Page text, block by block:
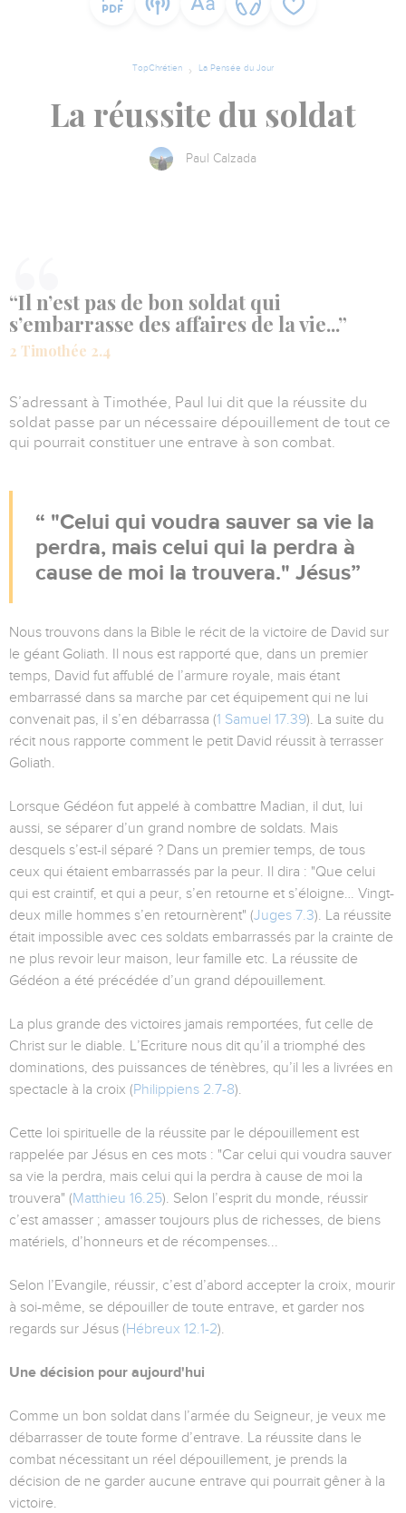
TopChrétien La Pensée du Jour
La réussite du soldat
Paul Calzada
“Il n’est pas de bon soldat qui
s’embarrasse des affaires de la vie...”
2 Timothée 2.4
S’adressant à Timothée, Paul lui dit que la réussite du
soldat passe par un nécessaire dépouillement de tout ce
qui pourrait constituer une entrave à son combat.
"Celui qui voudra sauver sa vie la
perdra, mais celui qui la perdra à
cause de moi la trouvera." Jésus
Nous trouvons dans la Bible le récit de la victoire de David sur
le géant Goliath. Il nous est rapporté que, dans un premier
temps, David fut affublé de l’armure royale, mais étant
embarrassé dans sa marche par cet équipement qui ne lui
convenait pas, il s’en débarrassa (1 Samuel 17.39). La suite du
récit nous rapporte comment le petit David réussit à terrasser
Goliath.
Lorsque Gédéon fut appelé à combattre Madian, il dut, lui
aussi, se séparer d’un grand nombre de soldats. Mais
desquels s’est-il séparé ? Dans un premier temps, de tous
ceux qui étaient embarrassés par la peur. Il dira : "Que celui
qui est craintif, et qui a peur, s’en retourne et s’éloigne… Vingt-
deux mille hommes s’en retournèrent" (Juges 7.3). La réussite
était impossible avec ces soldats embarrassés par la crainte de
ne plus revoir leur maison, leur famille etc. La réussite de
Gédéon a été précédée d’un grand dépouillement.
La plus grande des victoires jamais remportées, fut celle de
Christ sur le diable. L’Ecriture nous dit qu’il a triomphé des
dominations, des puissances de ténèbres, qu’il les a livrées en
spectacle à la croix (Philippiens 2.7-8).
Cette loi spirituelle de la réussite par le dépouillement est
rappelée par Jésus en ces mots : "Car celui qui voudra sauver
sa vie la perdra, mais celui qui la perdra à cause de moi la
trouvera" (Matthieu 16.25). Selon l’esprit du monde, réussir
c’est amasser ; amasser toujours plus de richesses, de biens
matériels, d’honneurs et de récompenses...
Selon l’Evangile, réussir, c’est d’abord accepter la croix, mourir
à soi-même, se dépouiller de toute entrave, et garder nos
regards sur Jésus (Hébreux 12.1-2).
Une décision pour aujourd'hui
Comme un bon soldat dans l’armée du Seigneur, je veux me
débarrasser de toute forme d’entrave. La réussite dans le
combat nécessitant un réel dépouillement, je prends la
décision de ne garder aucune entrave qui pourrait gêner à la
victoire.